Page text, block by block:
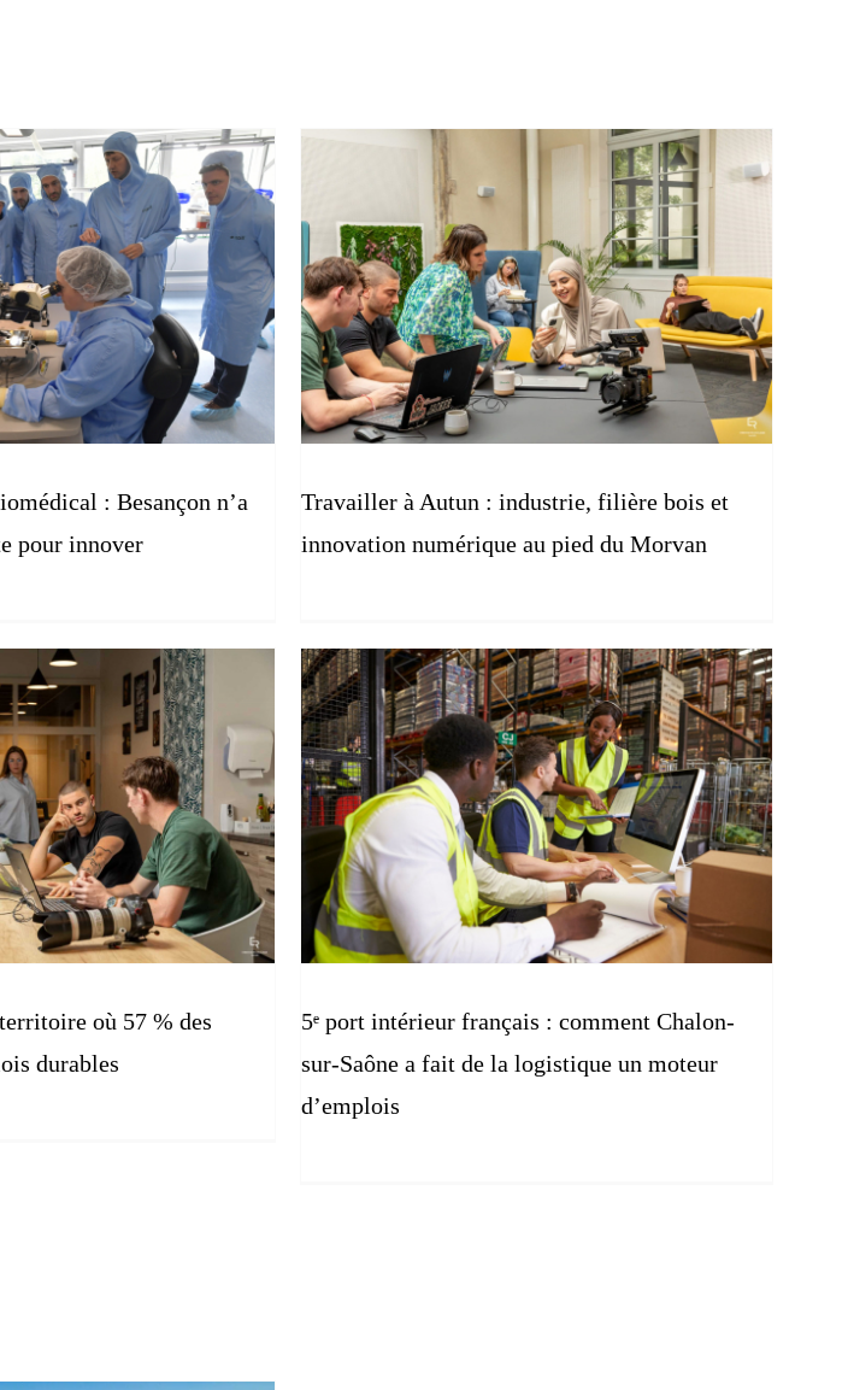
: Besançon n’a
pour innover
Travailler à Autun : industrie, filière bois et
innovation numérique au pied du Morvan
où 57 % des
durables
5ᵉ port intérieur français : comment Chalon-
sur-Saône a fait de la logistique un moteur
d’emplois